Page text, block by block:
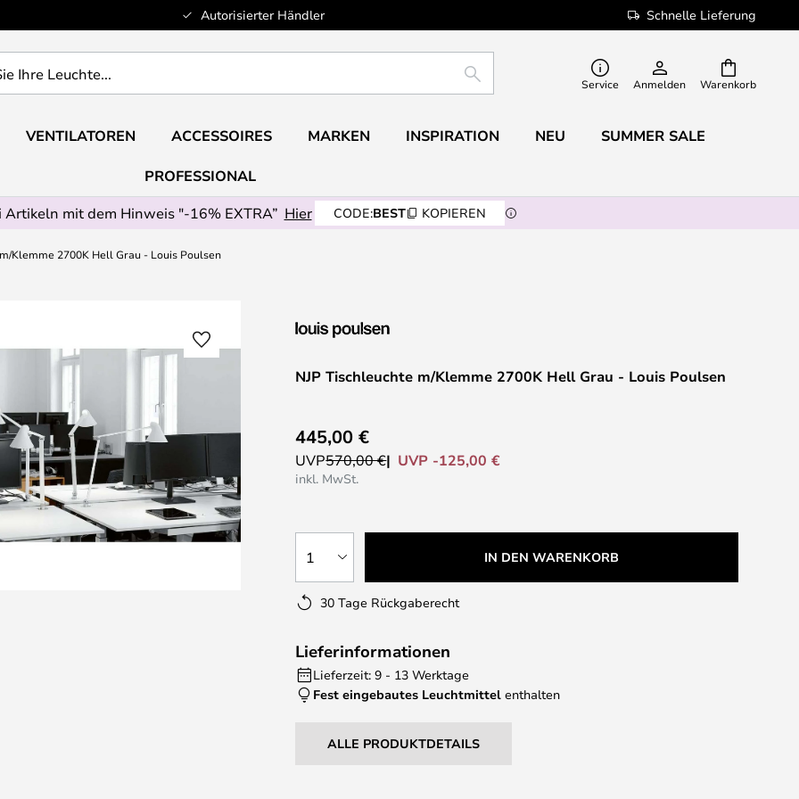
Autorisierter Händler Schnelle Lieferung
Warenkorb
SUCHE Service Anmelden
VENTILATOREN ACCESSOIRES MARKEN INSPIRATION NEU SUMMER SALE
PROFESSIONAL
mit dem Hinweis "-16% EXTRA” Hier CODE:BEST KOPIEREN
Klemme 2700K Hell Grau - Louis Poulsen
NJP Tischleuchte m/Klemme 2700K Hell Grau - Louis Poulsen
445,00 €
UVP570,00 € UVP -125,00 €
inkl. MwSt.
1 IN DEN WARENKORB
30 Tage Rückgaberecht
Lieferinformationen
Lieferzeit: 9 - 13 Werktage
Fest eingebautes Leuchtmittel enthalten
ALLE PRODUKTDETAILS